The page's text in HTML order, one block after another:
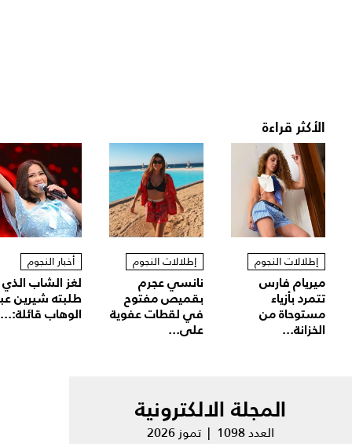
الأكثر قراءة
إطلالات النجوم
ميريام فارس
تتمرد بأزياء
مستوحاة من
الخزانة...
إطلالات النجوم
نانسي عجرم
بقميص مفتوح
في لقطات عفوية
على...
أخبار النجوم
لغز الشاب الذي
طلبته شيرين
الوهاب قائلة:...
المجلة الالكترونية
العدد 1098 | تموز 2026